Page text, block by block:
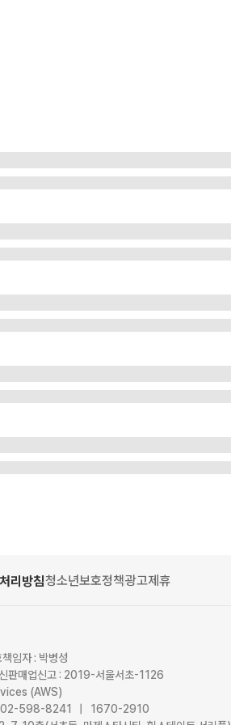
리방침청소년보호정책광고제휴
임자 : 박병성
매업신고 : 2019-서울서초-1126
(AWS)
: 02-598-8241 | 1670-2910